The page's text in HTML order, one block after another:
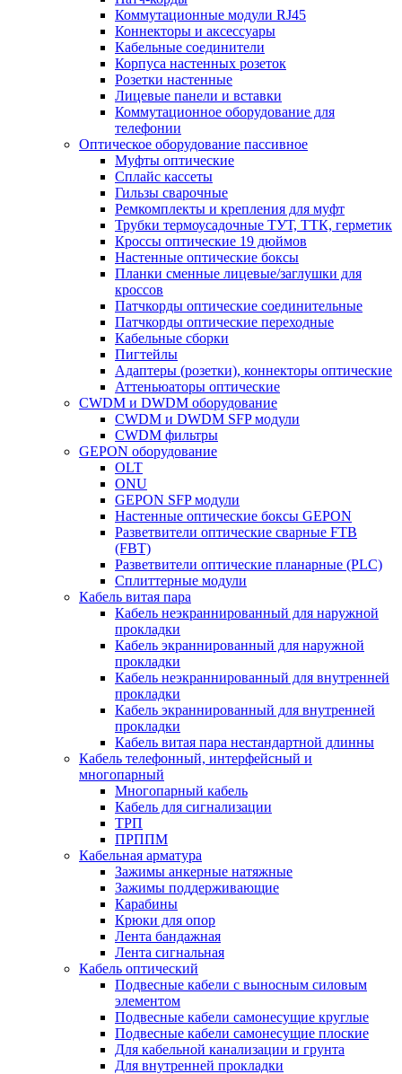
Коммутационные модули RJ45
Коннекторы и аксессуары
Кабельные соединители
Корпуса настенных розеток
Розетки настенные
Лицевые панели и вставки
Коммутационное оборудование для
телефонии
Оптическое оборудование пассивное
Муфты оптические
Сплайс кассеты
Гильзы сварочные
Ремкомплекты и крепления для муфт
Трубки термоусадочные ТУТ, ТТК, герметик
Кроссы оптические 19 дюймов
Настенные оптические боксы
Планки сменные лицевые/заглушки для
кроссов
Патчкорды оптические соединительные
Патчкорды оптические переходные
Кабельные сборки
Пигтейлы
Адаптеры (розетки), коннекторы оптические
Аттеньюаторы оптические
CWDM и DWDM оборудование
CWDM и DWDM SFP модули
CWDM фильтры
GEPON оборудование
OLT
ONU
GEPON SFP модули
Настенные оптические боксы GEPON
Разветвители оптические сварные FTB
(FBT)
Разветвители оптические планарные (PLC)
Сплиттерные модули
Кабель витая пара
Кабель неэкраннированный для наружной
прокладки
Кабель экраннированный для наружной
прокладки
Кабель неэкраннированный для внутренней
прокладки
Кабель экраннированный для внутренней
прокладки
Кабель витая пара нестандартной длинны
Кабель телефонный, интерфейсный и
многопарный
Многопарный кабель
Кабель для сигнализации
ТРП
ПРППМ
Кабельная арматура
Зажимы анкерные натяжные
Зажимы поддерживающие
Карабины
Крюки для опор
Лента бандажная
Лента сигнальная
Кабель оптический
Подвесные кабели с выносным силовым
элементом
Подвесные кабели самонесущие круглые
Подвесные кабели самонесущие плоские
Для кабельной канализации и грунта
Для внутренней прокладки